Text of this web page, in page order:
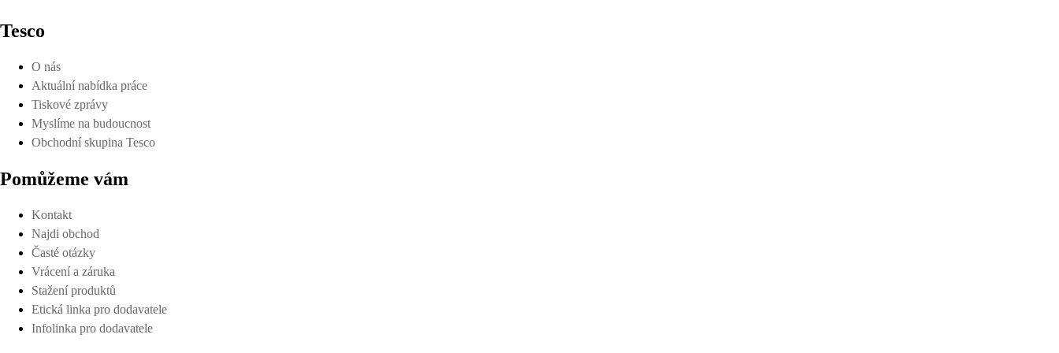
Tesco
O nás
Aktuální nabídka práce
Tiskové zprávy
Myslíme na budoucnost
Obchodní skupina Tesco
Pomůžeme vám
Kontakt
Najdi obchod
Časté otázky
Vrácení a záruka
Stažení produktů
Etická linka pro dodavatele
Infolinka pro dodavatele